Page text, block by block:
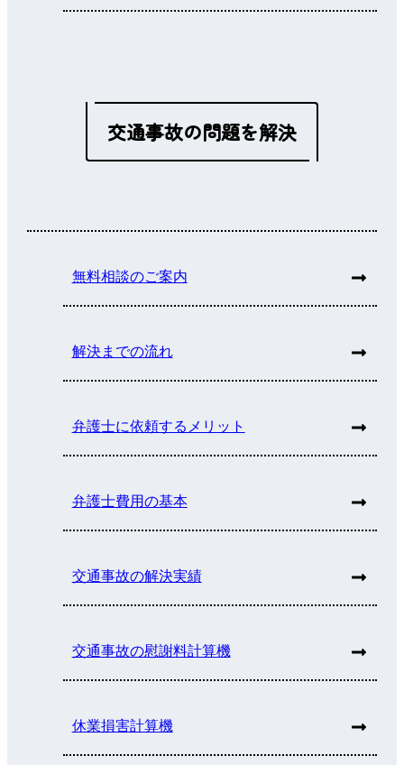
交通事故の問題を解決
無料相談のご案内
解決までの流れ
弁護士に依頼するメリット
弁護士費用の基本
交通事故の解決実績
交通事故の慰謝料計算機
休業損害計算機